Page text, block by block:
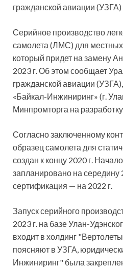
гражданской авиации (УЗГА)
Серийное производство
самолета (ЛМС) для
который придет на замену
2023 г. Об этом сообщает
гражданской авиации
«Байкал-Инжиниринг» (г.
Минпромторга на
Согласно заключенному
образец самолета для
создан к концу 2020 г.
запланировано на середину
сертификация — на 2022 г.
Запуск серийного
2023 г. на базе Улан-
входит в холдинг
поясняют в УЗГА,
Инжиниринг" была